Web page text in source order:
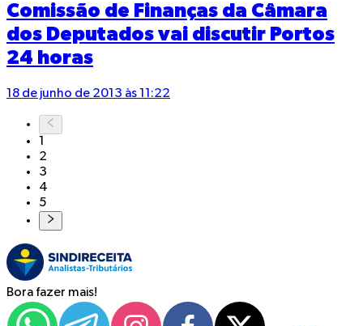
Comissão de Finanças da Câmara
dos Deputados vai discutir Portos
24 horas
18 de junho de 2013 às 11:22
1
2
3
4
5
Bora fazer mais!